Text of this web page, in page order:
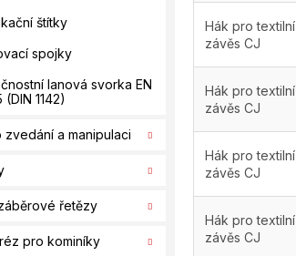
štítky
spojky
lanová svorka EN
(DIN 1142)
zvedání a manipulaci
řetězy
pro kominíky
Hák pro textilní
závěs CJ
Hák pro textilní
závěs CJ
Hák pro textilní
závěs CJ
Hák pro textilní
závěs CJ